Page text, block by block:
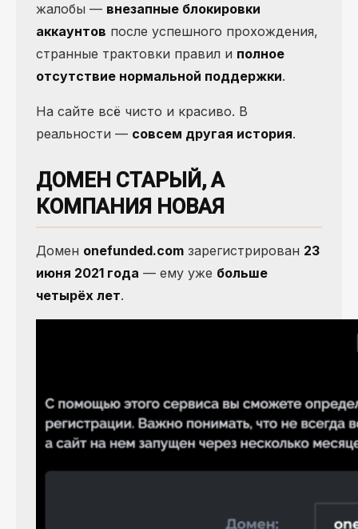
жалобы — внезапные блокировки
аккаунтов после успешного прохождения,
странные трактовки правил и полное
отсутствие нормальной поддержки.
На сайте всё чисто и красиво. В
реальности — совсем другая история.
ДОМЕН СТАРЫЙ, А
КОМПАНИЯ НОВАЯ
Домен onefunded.com зарегистрирован 23
июня 2021 года — ему уже больше
четырёх лет.